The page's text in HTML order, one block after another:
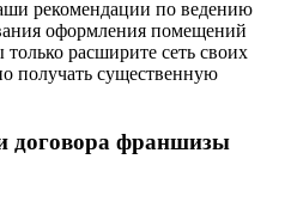
рекомендации по ведению
оформления помещений
расширите сеть своих
получать существенную
договора франшизы